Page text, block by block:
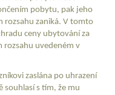
pobytu, pak jeho
rozsahu zaniká. V tomto
ceny ubytování za
rozsahu uvedeném v
zaslána po uhrazení
souhlasí s tím, že mu